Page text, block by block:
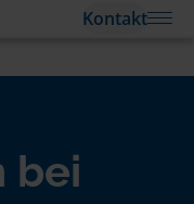
Kontakt
bei